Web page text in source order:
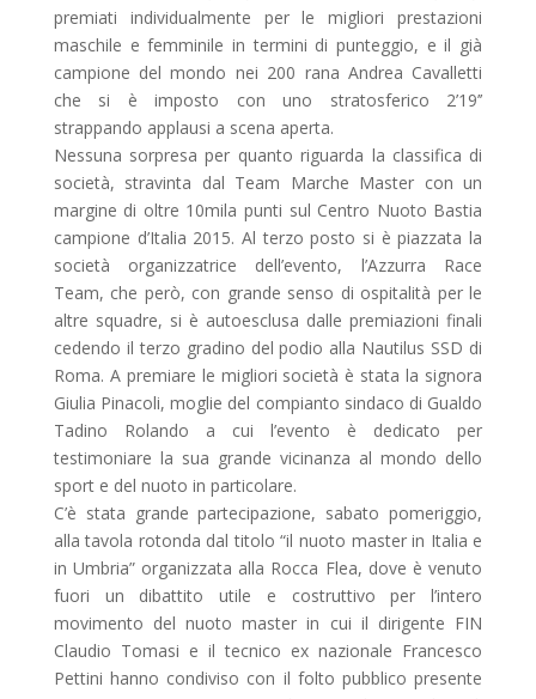
premiati individualmente per le migliori prestazioni
maschile e femminile in termini di punteggio, e il già
campione del mondo nei 200 rana Andrea Cavalletti
che si è imposto con uno stratosferico 2’19’’
strappando applausi a scena aperta.
Nessuna sorpresa per quanto riguarda la classifica di
società, stravinta dal Team Marche Master con un
margine di oltre 10mila punti sul Centro Nuoto Bastia
campione d’Italia 2015. Al terzo posto si è piazzata la
società organizzatrice dell’evento, l’Azzurra Race
Team, che però, con grande senso di ospitalità per le
altre squadre, si è autoesclusa dalle premiazioni finali
cedendo il terzo gradino del podio alla Nautilus SSD di
Roma. A premiare le migliori società è stata la signora
Giulia Pinacoli, moglie del compianto sindaco di Gualdo
Tadino Rolando a cui l’evento è dedicato per
testimoniare la sua grande vicinanza al mondo dello
sport e del nuoto in particolare.
C’è stata grande partecipazione, sabato pomeriggio,
alla tavola rotonda dal titolo “il nuoto master in Italia e
in Umbria” organizzata alla Rocca Flea, dove è venuto
fuori un dibattito utile e costruttivo per l’intero
movimento del nuoto master in cui il dirigente FIN
Claudio Tomasi e il tecnico ex nazionale Francesco
Pettini hanno condiviso con il folto pubblico presente